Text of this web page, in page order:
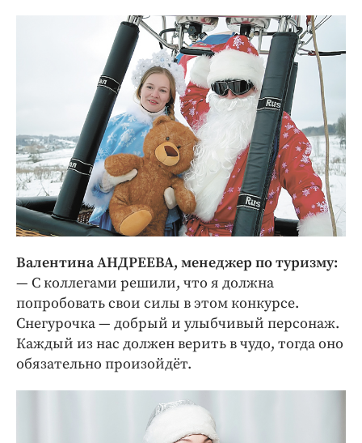
Валентина АНДРЕЕВА, менеджер по туризму:
— С коллегами решили, что я должна
попробовать свои силы в этом конкурсе.
Снегурочка — добрый и улыбчивый персонаж.
Каждый из нас должен верить в чудо, тогда оно
обязательно произойдёт.